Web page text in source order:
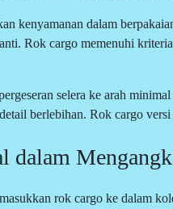
kenyamanan dalam
Rok cargo memenuhi
selera ke arah
berlebihan. Rok cargo
dalam
rok cargo ke dalam